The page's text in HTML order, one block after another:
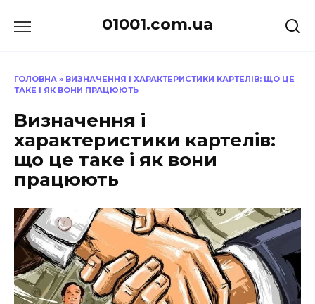
до
01001.com.ua
ГОЛОВНА » ВИЗНАЧЕННЯ І ХАРАКТЕРИСТИКИ КАРТЕЛІВ: ЩО ЦЕ
ТАКЕ І ЯК ВОНИ ПРАЦЮЮТЬ
Визначення і
характеристики картелів:
що це таке і як вони
працюють